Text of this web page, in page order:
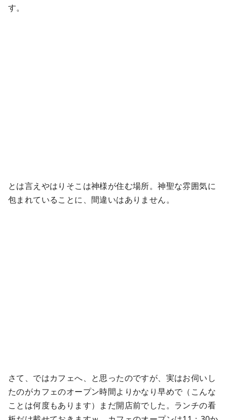
す。
とは言えやはりそこは神様が住む場所。神聖な雰囲気に
包まれていることに、間違いはありません。
さて、ではカフェへ、と思ったのですが、実はお伺いし
たのがカフェのオープン時間よりかなり早めで（こんな
ことは何度もあります）まだ開店前でした。ランチの看